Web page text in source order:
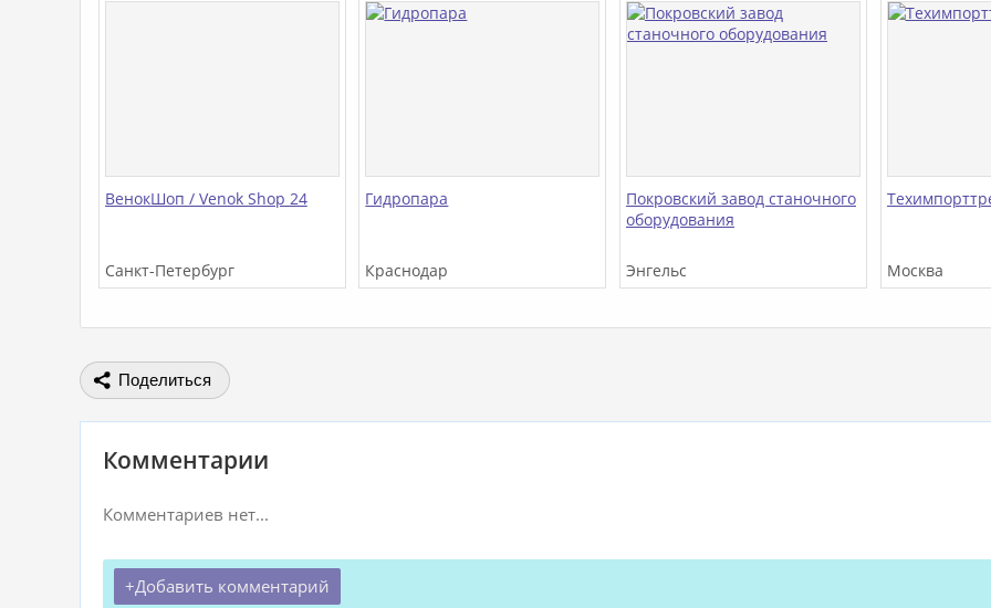
ВенокШоп / Venok Shop 24
Санкт-Петербург
Гидропара
Краснодар
Покровский завод станочного
оборудования
Энгельс Москва
Поделиться
Комментарии
Комментариев нет...
Добавить комментарий